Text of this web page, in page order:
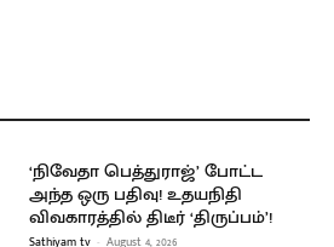
‘நிவேதா பெத்துராஜ்’ போட்ட
அந்த ஒரு பதிவு! உதயநிதி
விவகாரத்தில் திடீர் ‘திருப்பம்’!
Sathiyam tv - August 4, 2026